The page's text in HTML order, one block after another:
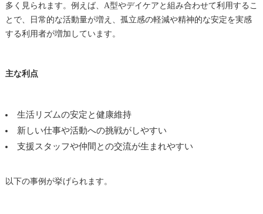
多く見られます。例えば、A型やデイケアと組み合わせて利用するこ
とで、日常的な活動量が増え、孤立感の軽減や精神的な安定を実感
する利用者が増加しています。
主な利点
生活リズムの安定と健康維持
新しい仕事や活動への挑戦がしやすい
支援スタッフや仲間との交流が生まれやすい
以下の事例が挙げられます。